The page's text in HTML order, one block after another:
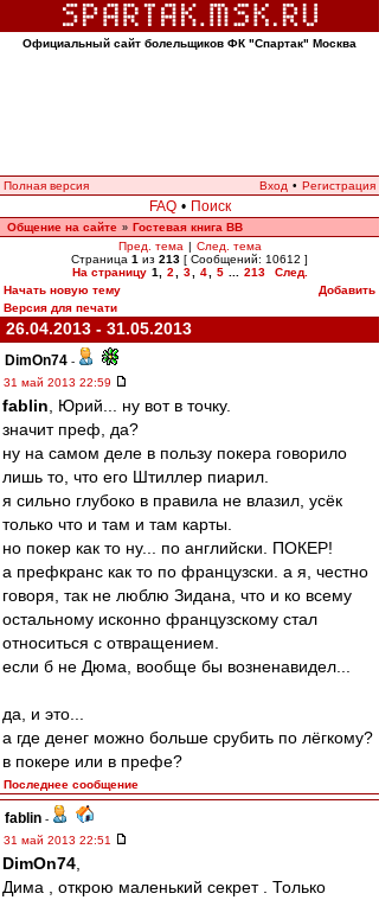
Официальный сайт болельщиков ФК "Спартак" Москва
Полная версия Вход • Регистрация
FAQ • Поиск
Общение на сайте » Гостевая книга ВВ
Пред. тема | След. тема
Страница 1 из 213 [ Сообщений: 10612 ]
На страницу 1 2 3 4 5 213
След.
Начать новую тему
Добавить
Версия для печати
26.04.2013 - 31.05.2013
DimOn74 -
31 май 2013 22:59
fablin , Юрий... ну вот в точку.
значит преф, да?
ну на самом деле в пользу покера говорило
лишь то, что его Штиллер пиарил.
я сильно глубоко в правила не влазил, усёк
только что и там и там карты.
но покер как то ну... по английски. ПОКЕР!
а префкранс как то по французски. а я, честно
говоря, так не люблю Зидана, что и ко всему
остальному исконно французскому стал
относиться с отвращением.
если б не Дюма, вообще бы возненавидел...
да, и это...
а где денег можно больше срубить по лёгкому?
в покере или в префе?
Последнее сообщение
fablin -
31 май 2013 22:51
DimOn74
Дима , открою маленький секрет . Только